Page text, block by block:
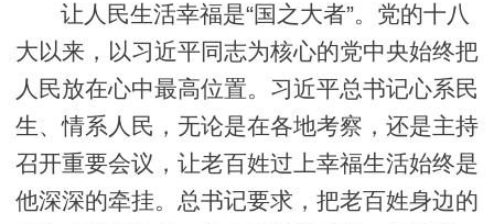
让人民生活幸福是“国之大者”。党的十八
大以来，以习近平同志为核心的党中央始终把
人民放在心中最高位置。习近平总书记心系民
生、情系人民，无论是在各地考察，还是主持
召开重要会议，让老百姓过上幸福生活始终是
他深深的牵挂。总书记要求，把老百姓身边的